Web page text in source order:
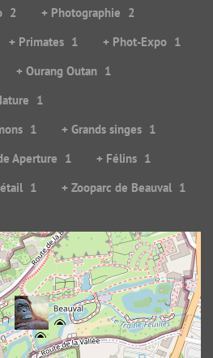
2 + Photographie 2
+ Primates 1 + Phot-Expo 1
+ Ourang Outan 1
1
1 + Grands singes 1
Aperture 1 + Félins 1
1 + Zooparc de Beauval 1
d'un regard...
visits